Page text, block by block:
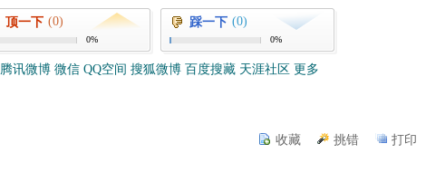
顶一下 (0)
0%
踩一下 (0)
0%
腾讯微博 微信 QQ空间 搜狐微博 百度搜藏 天涯社区 更多
收藏 挑错 打印